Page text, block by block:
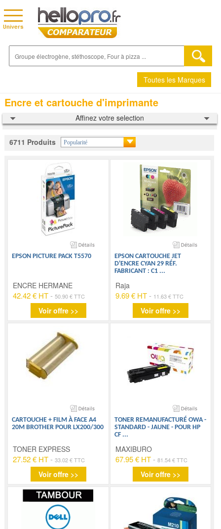
Toutes les Marques
Affinez votre selection
Encre et cartouche d'imprimante
6711 Produits Popularité
EPSON PICTURE PACK T5570
ENCRE HERMANE
42.42 € HT -50.90 € TTC
Voir offre >>
EPSON CARTOUCHE JET
D'ENCRE CYAN 29 RÉF.
FABRICANT : C1 ...
Raja
9.69 € HT- 11.63 € TTC
Voir offre >>
CARTOUCHE + FILM À FACE A4
20M BROTHER POUR LX200/300
TONER EXPRESS
27.52 € HT -33.02 € TTC
Voir offre >>
TONER REMANUFACTURÉ OWA -
STANDARD - JAUNE - POUR HP
CF ...
MAXIBURO
67.95 € HT- 81.54 € TTC
Voir offre >>